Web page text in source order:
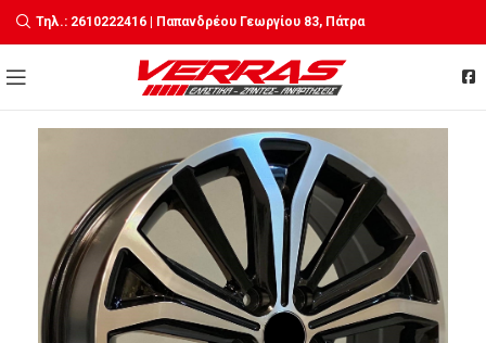
Τηλ.: 2610222416 | Παπανδρέου Γεωργίου 83, Πάτρα